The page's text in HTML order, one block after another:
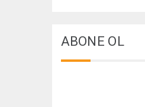
ABONE OL